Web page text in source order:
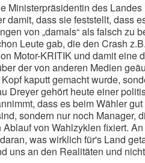
Ministerpräsidentin des
damit, dass sie feststellt, dass
von „damals“ als falsch zu
Leute gab, die den Crash
Motor-KRITIK und damit eine
der von anderen Medien
kaputt gemacht wurde,
Dreyer gehört heute einer
dass es beim Wähler
sondern nur noch Manager,
von Wahlzyklen fixiert.
was wirklich für's Land
uns an den Realitäten und